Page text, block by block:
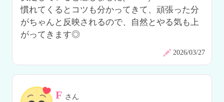
慣れてくるとコツも分かってきて、頑張った分
がちゃんと反映されるので、自然とやる気も上
がってきます◎
2026/03/27
F さん